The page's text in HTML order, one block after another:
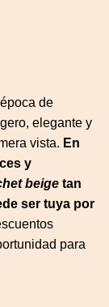
de
elegante y
vista. En
y
beige tan
ser tuya por
para